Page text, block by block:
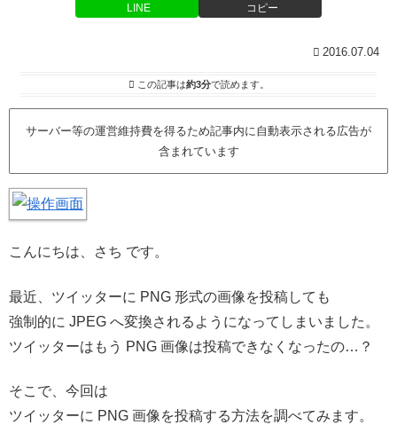
LINE コピー
2016.07.04
この記事は約3分で読めます。
サーバー等の運営維持費を得るため記事内に自動表示される広告が
含まれています
こんにちは、さち です。
最近、ツイッターに PNG 形式の画像を投稿しても
強制的に JPEG へ変換されるようになってしまいました。
ツイッターはもう PNG 画像は投稿できなくなったの…？
そこで、今回は
ツイッターに PNG 画像を投稿する方法を調べてみます。